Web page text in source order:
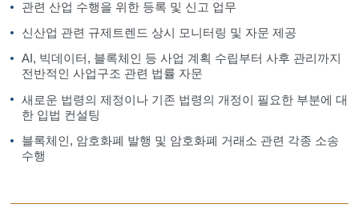
관련 산업 수행을 위한 등록 및 신고 업무
신산업 관련 규제트렌드 상시 모니터링 및 자문 제공
AI, 빅데이터, 블록체인 등 사업 계획 수립부터 사후 관리까지
전반적인 사업구조 관련 법률 자문
새로운 법령의 제정이나 기존 법령의 개정이 필요한 부분에 대
한 입법 컨설팅
블록체인, 암호화폐 발행 및 암호화폐 거래소 관련 각종 소송
수행